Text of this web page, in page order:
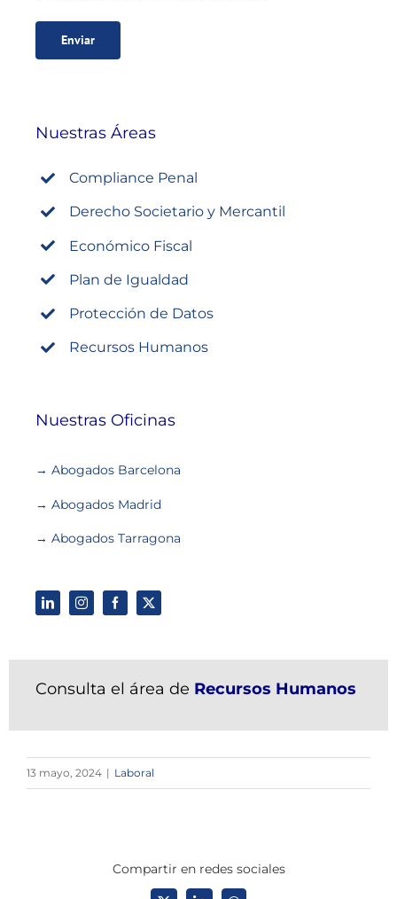
Nuestras Áreas
Compliance Penal
Derecho Societario y Mercantil
Económico Fiscal
Plan de Igualdad
Protección de Datos
Recursos Humanos
Nuestras Oficinas
→ Abogados Barcelona
→ Abogados Madrid
→ Abogados Tarragona
Consulta el área de Recursos Humanos
13 mayo, 2024 | Laboral
Compartir en redes sociales